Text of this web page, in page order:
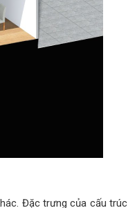
Đặc trưng của cấu trúc